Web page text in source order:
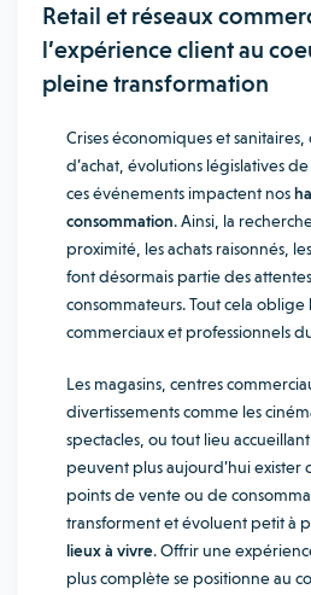
Retail et réseaux
l’expérience client au
pleine transformation
Crises économiques et
d’achat, évolutions législatives
ces événements impactent nos
consommation. Ainsi, la
proximité, les achats raisonnés,
font désormais partie des
consommateurs. Tout cela oblige
commerciaux et professionnels
Les magasins, centres
divertissements comme les
spectacles, ou tout lieu
peuvent plus aujourd’hui exister
points de vente ou de
transforment et évoluent petit à
lieux à vivre. Offrir une
plus complète se positionne au